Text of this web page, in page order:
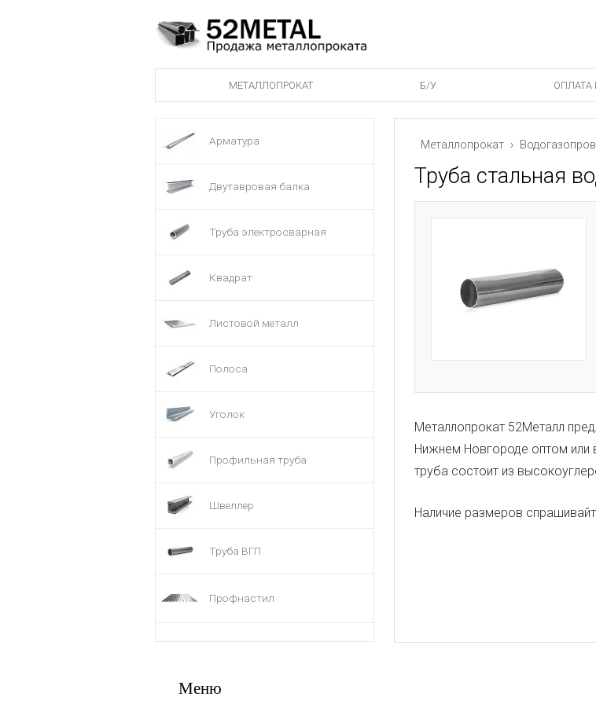
МЕТАЛЛОПРОКАТ Б/У ОПЛАТА
Арматура
Двутавровая балка
Труба электросварная
Квадрат
Листовой металл
Полоса
Уголок
Профильная труба
Швеллер
Труба ВГП
Профнастил
Металлопрокат ›
Труба стальная
Металлопрокат 52Металл
Нижнем Новгороде оптом или
труба состоит из
Наличие размеров
Меню